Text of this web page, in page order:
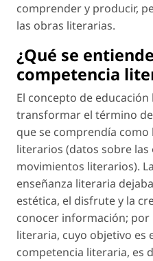
comprender y producir,
las obras literarias.
¿Qué se
competencia
El concepto de
transformar el término de
que se comprendía
literarios (datos sobre
movimientos literarios).
enseñanza literaria
estética, el disfrute y la
conocer información; por
literaria, cuyo objetivo es
competencia literaria, es